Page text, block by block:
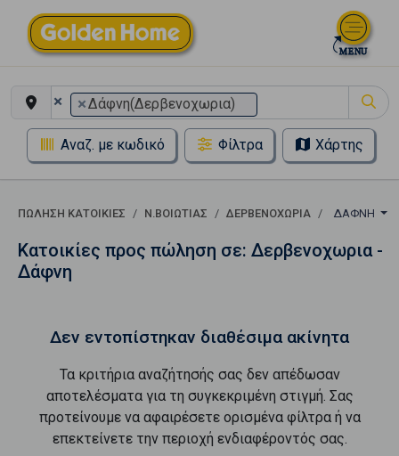
× ×Δάφνη(Δερβενοχωρια)
Αναζ. με κωδικό Φίλτρα Χάρτης
ΠΏΛΗΣΗ ΚΑΤΟΙΚΊΕΣ Ν.ΒΟΙΩΤΙΑΣ ΔΕΡΒΕΝΟΧΩΡΙΑ ΔΆΦΝΗ
Κατοικίες προς πώληση σε: Δερβενοχωρια -
Δάφνη
Δεν εντοπίστηκαν διαθέσιμα ακίνητα
Τα κριτήρια αναζήτησής σας δεν απέδωσαν
αποτελέσματα για τη συγκεκριμένη στιγμή. Σας
προτείνουμε να αφαιρέσετε ορισμένα φίλτρα ή να
επεκτείνετε την περιοχή ενδιαφέροντός σας.